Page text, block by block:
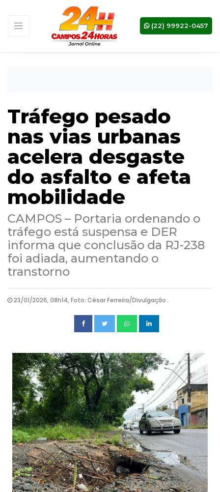
(22) 99922-0457
Tráfego pesado
nas vias urbanas
acelera desgaste
do asfalto e afeta
mobilidade
CAMPOS – Portaria ordenando o
tráfego está suspensa e DER
informa que conclusão da RJ-238
foi adiada, aumentando o
transtorno
23/01/2026, 08h14, Foto: César Ferreira/Divulgação .